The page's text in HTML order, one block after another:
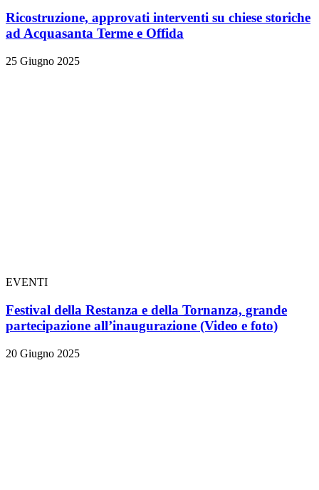
Ricostruzione, approvati interventi su chiese storiche
ad Acquasanta Terme e Offida
25 Giugno 2025
EVENTI
Festival della Restanza e della Tornanza, grande
partecipazione all’inaugurazione (Video e foto)
20 Giugno 2025